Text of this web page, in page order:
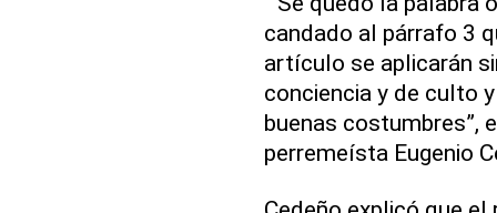
candado al párrafo 3
artículo se aplicarán
conciencia y de culto
buenas costumbres”,
perremeísta Eugenio